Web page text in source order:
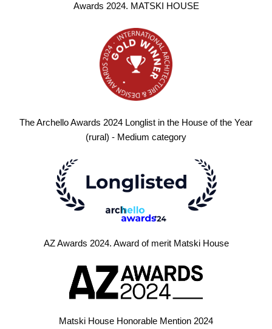
Awards 2024. MATSKI HOUSE
The Archello Awards 2024 Longlist in the House of the Year
(rural) - Medium category
AZ Awards 2024. Award of merit Matski House
Matski House Honorable Mention 2024